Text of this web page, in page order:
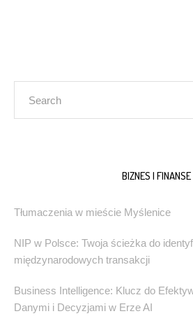
BIZNES I FINANSE
Tłumaczenia w mieście Myślenice
NIP w Polsce: Twoja ścieżka do
międzynarodowych transakcji
Business Intelligence: Klucz do
Danymi i Decyzjami w Erze AI